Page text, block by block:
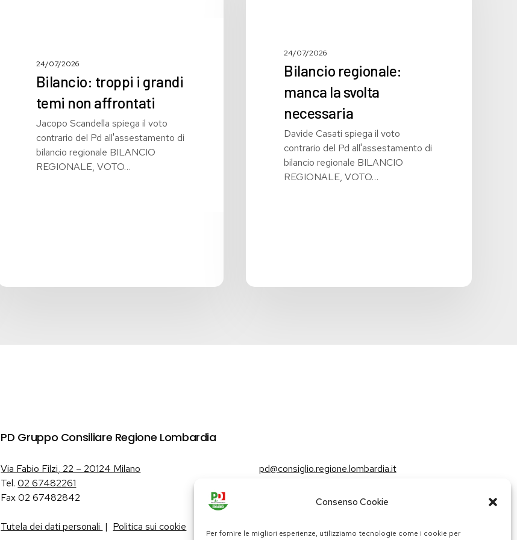
Consenso Cookie
Per fornire le migliori esperienze, utilizziamo tecnologie come i cookie per
24/07/2026
Bilancio: troppi i grandi
temi non affrontati
Jacopo Scandella spiega il voto
contrario del Pd all'assestamento di
bilancio regionale BILANCIO
REGIONALE, VOTO…
24/07/2026
Bilancio regionale:
manca la svolta
necessaria
Davide Casati spiega il voto
contrario del Pd all'assestamento di
bilancio regionale BILANCIO
REGIONALE, VOTO…
PD Gruppo Consiliare Regione Lombardia
Via Fabio Filzi, 22 – 20124 Milano
Tel.02 67482261
Fax 02 67482842
Tutela dei dati personali | Politica sui cookie
pd@consiglio.regione.lombardia.it
Pagina Messenger Gruppo Consiliare PD LombardiaPagina Instagram Gruppo PD LombardiaPagina Youtube Gruppo PD Lombardia